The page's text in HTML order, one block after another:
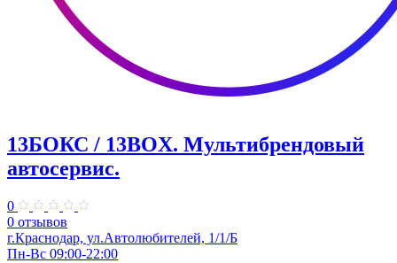
13БОКС / 13BOX. ​Мультибрендовый
автосервис.
0
0 отзывов
г.Краснодар, ул.Автолюбителей, 1/1/Б
Пн-Вс 09:00-22:00